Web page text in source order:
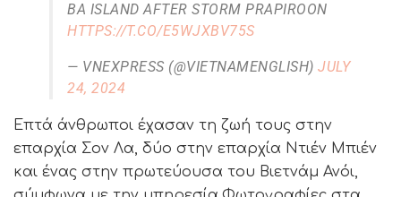
BA ISLAND AFTER STORM PRAPIROON
HTTPS://T.CO/E5WJXBV75S
— VNEXPRESS (@VIETNAMENGLISH) JULY
24, 2024
Επτά άνθρωποι έχασαν τη ζωή τους στην
επαρχία Σον Λα, δύο στην επαρχία Ντιέν Μπιέν
και ένας στην πρωτεύουσα του Βιετνάμ Ανόι,